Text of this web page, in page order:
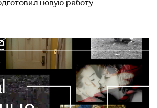
новую работу